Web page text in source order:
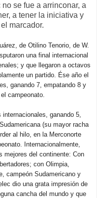
se fue a arrinconar, a
a tener la iniciativa y
marcador.
de Otilino Tenorio, de W.
una final internacional
y que llegaron a octavos
un partido. Ése año el
ganando 7, empatando 8 y
campeonato.
ganando 5,
(su mayor racha
al hilo, en la Merconorte
Internacionalmente,
mejores del continente: Con
con Olimpia,
campeón Sudamericano y
dio una grata impresión de
cancha del mundo y que